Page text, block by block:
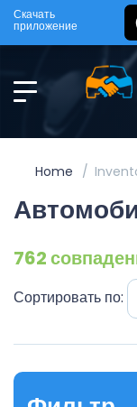
Скачать
приложение
Home
762
Сортировать по: